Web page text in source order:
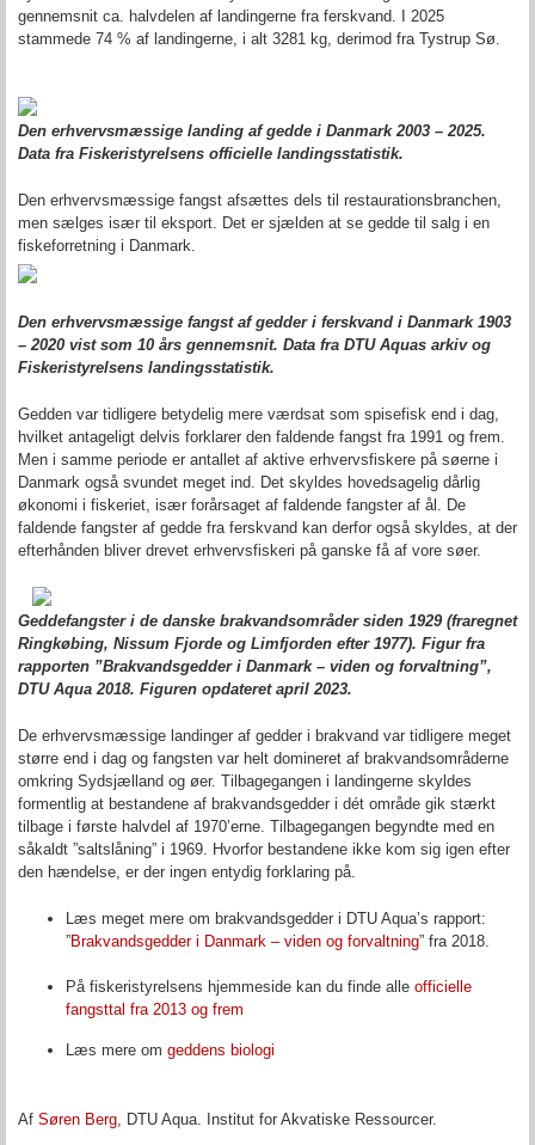
gennemsnit ca. halvdelen af landingerne fra ferskvand. I 2025
stammede 74 % af landingerne, i alt 3281 kg, derimod fra Tystrup Sø.
Den erhvervsmæssige landing af gedde i Danmark 2003 – 2025.
Data fra Fiskeristyrelsens officielle landingsstatistik.
Den erhvervsmæssige fangst afsættes dels til restaurationsbranchen,
men sælges især til eksport. Det er sjælden at se gedde til salg i en
fiskeforretning i Danmark.
Den erhvervsmæssige fangst af gedder i ferskvand i Danmark 1903
– 2020 vist som 10 års gennemsnit. Data fra DTU Aquas arkiv og
Fiskeristyrelsens landingsstatistik.
Gedden var tidligere betydelig mere værdsat som spisefisk end i dag,
hvilket antageligt delvis forklarer den faldende fangst fra 1991 og frem.
Men i samme periode er antallet af aktive erhvervsfiskere på søerne i
Danmark også svundet meget ind. Det skyldes hovedsagelig dårlig
økonomi i fiskeriet, især forårsaget af faldende fangster af ål. De
faldende fangster af gedde fra ferskvand kan derfor også skyldes, at der
efterhånden bliver drevet erhvervsfiskeri på ganske få af vore søer.
Geddefangster i de danske brakvandsområder siden 1929 (fraregnet
Ringkøbing, Nissum Fjorde og Limfjorden efter 1977). Figur fra
rapporten ”Brakvandsgedder i Danmark – viden og forvaltning”,
DTU Aqua 2018. Figuren opdateret april 2023.
De erhvervsmæssige landinger af gedder i brakvand var tidligere meget
større end i dag og fangsten var helt domineret af brakvandsområderne
omkring Sydsjælland og øer. Tilbagegangen i landingerne skyldes
formentlig at bestandene af brakvandsgedder i dét område gik stærkt
tilbage i første halvdel af 1970’erne. Tilbagegangen begyndte med en
såkaldt ”saltslåning” i 1969. Hvorfor bestandene ikke kom sig igen efter
den hændelse, er der ingen entydig forklaring på.
Læs meget mere om brakvandsgedder i DTU Aqua’s rapport:
”Brakvandsgedder i Danmark – viden og forvaltning” fra 2018.
På fiskeristyrelsens hjemmeside kan du finde alle officielle
fangsttal fra 2013 og frem
Læs mere om geddens biologi
Af Søren Berg , DTU Aqua. Institut for Akvatiske Ressourcer.